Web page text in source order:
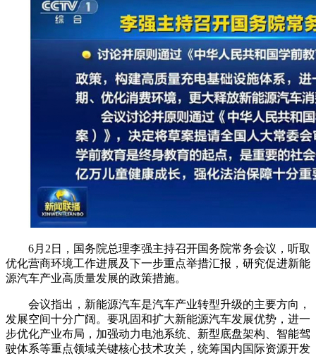
6月2日，国务院总理李强主持召开国务院常务会议，听取
优化营商环境工作进展及下一步重点举措汇报，研究促进新能
源汽车产业高质量发展的政策措施。
会议指出，新能源汽车是汽车产业转型升级的主要方向，
发展空间十分广阔。要巩固和扩大新能源汽车发展优势，进一
步优化产业布局，加强动力电池系统、新型底盘架构、智能驾
驶体系等重点领域关键核心技术攻关，统筹国内国际资源开发